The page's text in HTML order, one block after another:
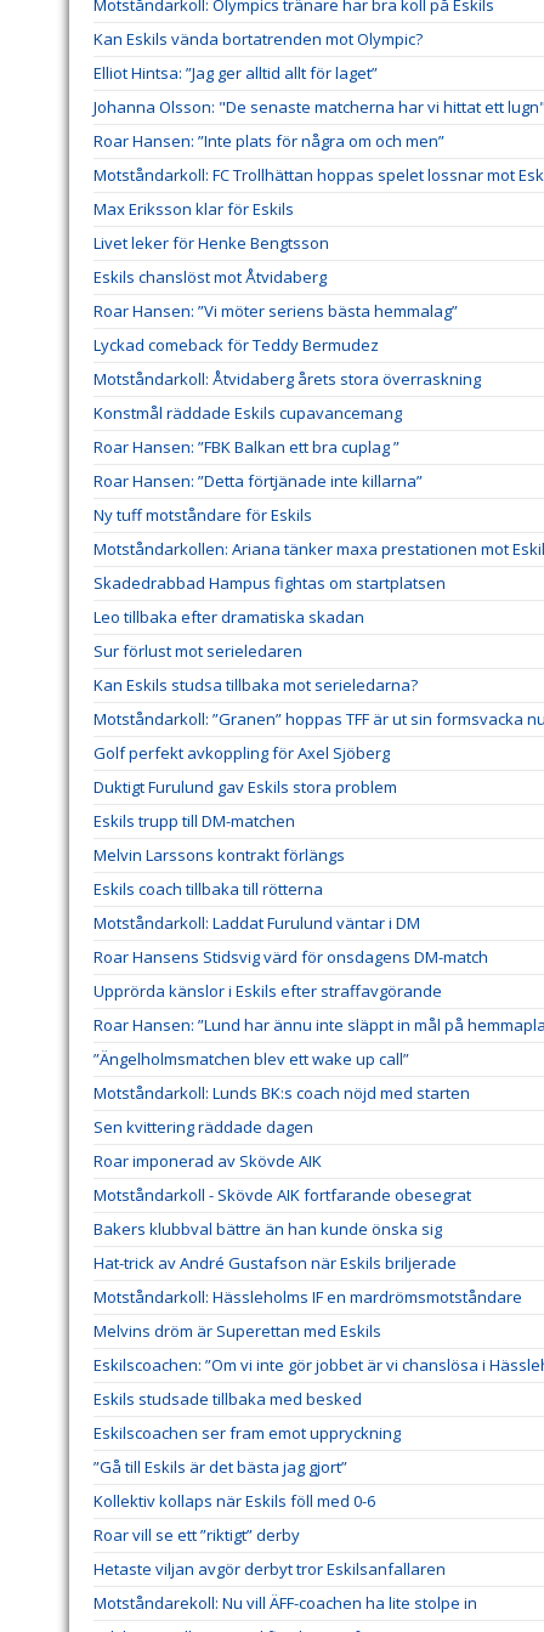
Motståndarkoll: Olympics tränare har bra koll på Eskils
Kan Eskils vända bortatrenden mot Olympic?
Elliot Hintsa: ”Jag ger alltid allt för laget”
Johanna Olsson: "De senaste matcherna har vi hittat ett lugn"
Roar Hansen: ”Inte plats för några om och men”
Motståndarkoll: FC Trollhättan hoppas spelet lossnar mot
Max Eriksson klar för Eskils
Livet leker för Henke Bengtsson
Eskils chanslöst mot Åtvidaberg
Roar Hansen: ”Vi möter seriens bästa hemmalag”
Lyckad comeback för Teddy Bermudez
Motståndarkoll: Åtvidaberg årets stora överraskning
Konstmål räddade Eskils cupavancemang
Roar Hansen: ”FBK Balkan ett bra cuplag ”
Roar Hansen: ”Detta förtjänade inte killarna”
Ny tuff motståndare för Eskils
Motståndarkollen: Ariana tänker maxa prestationen mot
Skadedrabbad Hampus fightas om startplatsen
Leo tillbaka efter dramatiska skadan
Sur förlust mot serieledaren
Kan Eskils studsa tillbaka mot serieledarna?
Motståndarkoll: ”Granen” hoppas TFF är ut sin formsvacka nu
Golf perfekt avkoppling för Axel Sjöberg
Duktigt Furulund gav Eskils stora problem
Eskils trupp till DM-matchen
Melvin Larssons kontrakt förlängs
Eskils coach tillbaka till rötterna
Motståndarkoll: Laddat Furulund väntar i DM
Roar Hansens Stidsvig värd för onsdagens DM-match
Upprörda känslor i Eskils efter straffavgörande
Roar Hansen: ”Lund har ännu inte släppt in mål på
”Ängelholmsmatchen blev ett wake up call”
Motståndarkoll: Lunds BK:s coach nöjd med starten
Sen kvittering räddade dagen
Roar imponerad av Skövde AIK
Motståndarkoll - Skövde AIK fortfarande obesegrat
Bakers klubbval bättre än han kunde önska sig
Hat-trick av André Gustafson när Eskils briljerade
Motståndarkoll: Hässleholms IF en mardrömsmotståndare
Melvins dröm är Superettan med Eskils
Eskilscoachen: ”Om vi inte gör jobbet är vi chanslösa i
Eskils studsade tillbaka med besked
Eskilscoachen ser fram emot uppryckning
”Gå till Eskils är det bästa jag gjort”
Kollektiv kollaps när Eskils föll med 0-6
Roar vill se ett ”riktigt” derby
Hetaste viljan avgör derbyt tror Eskilsanfallaren
Motståndarekoll: Nu vill ÄFF-coachen ha lite stolpe in